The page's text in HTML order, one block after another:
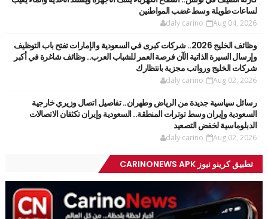
لساعات طويلة وسط غضب المواطنين
daly carino Aug 04, 2026
وظائف الخليج 2026.. شركات كبرى في السعودية والإمارات تفتح باب التوظيف
وإرسال السيرة الذاتية الآن فرصة العمر للشباب العرب.. وظائف شاغرة في أكبر
شركات الخليج ورواتب مجزية بانتظارك
daly carino Aug 02, 2026
رسائل سياسية جديدة من الرياض وطهران.. تفاصيل اتصال وزيري خارجية
السعودية وإيران وسط توترات المنطقة.. السعودية وإيران تكثفان الاتصالات
الدبلوماسية لخفض التصعيد
daly carino Aug 02, 2026
تطبيق كرينو نيوز CARINONEWS APK